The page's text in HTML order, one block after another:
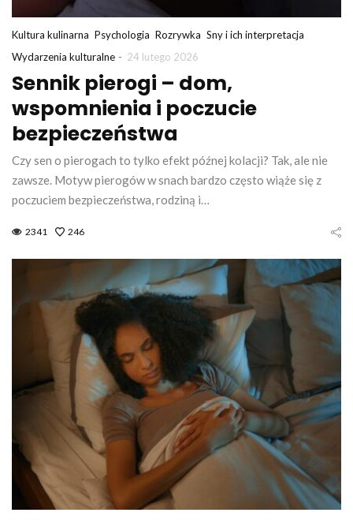
Kultura kulinarna Psychologia Rozrywka Sny i ich interpretacja
Wydarzenia kulturalne - 24 lutego 2026
Sennik pierogi – dom,
wspomnienia i poczucie
bezpieczeństwa
Czy sen o pierogach to tylko efekt późnej kolacji? Tak, ale nie
zawsze. Motyw pierogów w snach bardzo często wiąże się z
poczuciem bezpieczeństwa, rodziną i…
2341 246